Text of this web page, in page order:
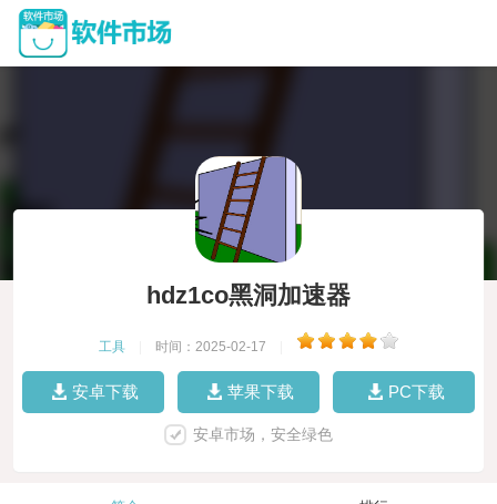
hdz1co黑洞加速器
工具 时间：2025-02-17
安卓下载 苹果下载 PC下载
安卓市场，安全绿色